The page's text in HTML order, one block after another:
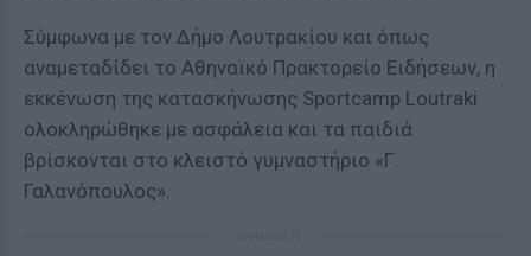
Σύμφωνα με τον Δήμο Λουτρακίου και όπως
αναμεταδίδει το Αθηναϊκό Πρακτορείο Ειδήσεων, η
εκκένωση της κατασκήνωσης Sportcamp Loutraki
ολοκληρώθηκε με ασφάλεια και τα παιδιά
βρίσκονται στο κλειστό γυμναστήριο «Γ.
Γαλανόπουλος».